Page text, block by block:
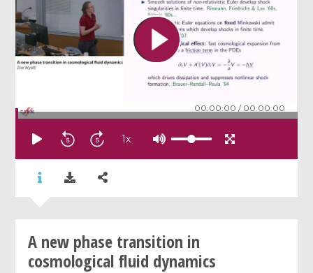
00:00:00 / 00:00:00
1x
A new phase transition in
cosmological fluid dynamics